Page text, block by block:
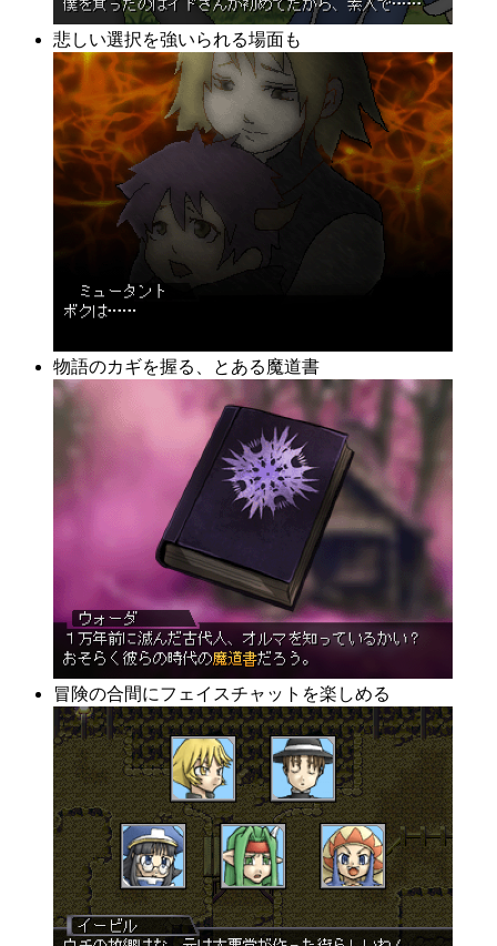
悲しい選択を強いられる場面も
物語のカギを握る、とある魔道書
冒険の合間にフェイスチャットを楽しめる